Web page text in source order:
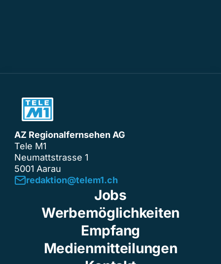
AZ Regionalfernsehen AG
Tele M1
Neumattstrasse 1
5001 Aarau
redaktion@telem1.ch
Jobs
Werbemöglichkeiten
Empfang
Medienmitteilungen